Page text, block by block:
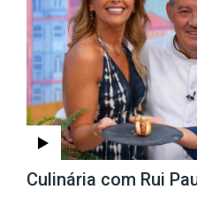
Culinária com Rui